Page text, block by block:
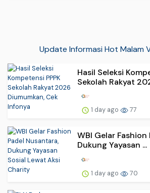
Update Informasi Hot Malam
Hasil Seleksi
Sekolah Rakyat
1 day ago 77
WBI Gelar
Dukung Yayasan ...
1 day ago 70